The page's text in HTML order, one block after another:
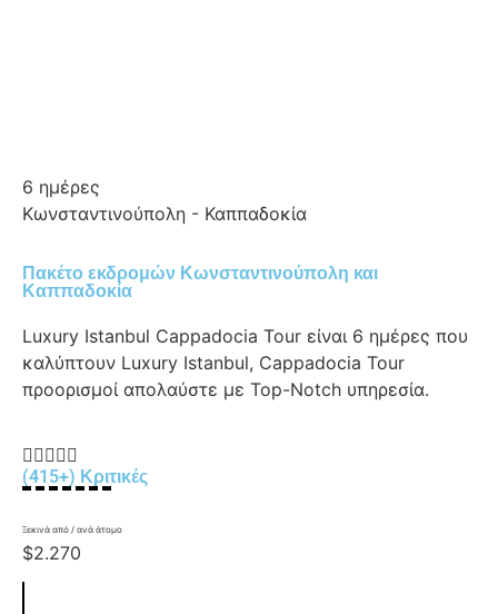
6 ημέρες
Κωνσταντινούπολη - Καππαδοκία
Πακέτο εκδρομών Κωνσταντινούπολη και
Καππαδοκία
Luxury Istanbul Cappadocia Tour είναι 6 ημέρες που
καλύπτουν Luxury Istanbul, Cappadocia Tour
προορισμοί απολαύστε με Top-Notch υπηρεσία.

(415+) Κριτικές
Ξεκινά από / ανά άτομο
$2.270